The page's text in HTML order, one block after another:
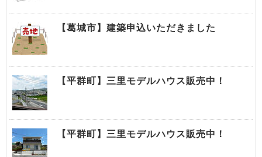
【葛城市】建築申込いただきました
【平群町】三里モデルハウス販売中！
【平群町】三里モデルハウス販売中！